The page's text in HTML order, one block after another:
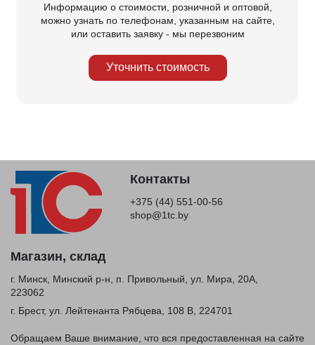
Информацию о стоимости, розничной и оптовой,
можно узнать по телефонам, указанным на сайте,
или оставить заявку - мы перезвоним
Уточнить стоимость
Контакты
+375 (44) 551-00-56
shop@1tc.by
Магазин, склад
г. Минск, Минский р-н, п. Привольный, ул. Мира, 20А,
223062
г. Брест, ул. Лейтенанта Рябцева, 108 В, 224701
Обращаем Ваше внимание, что вся предоставленная на сайте